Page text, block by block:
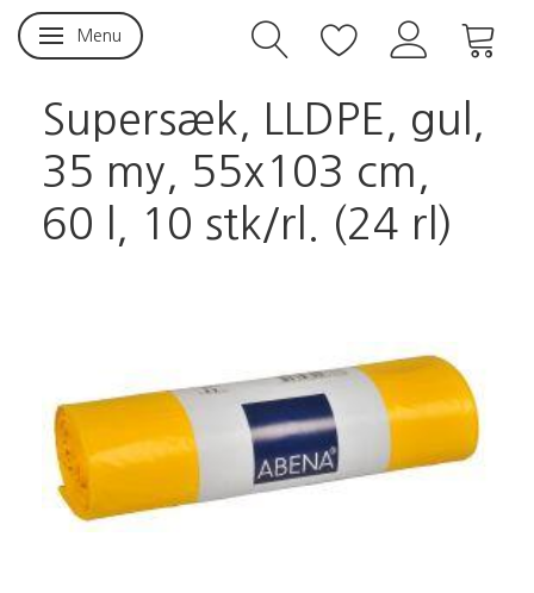
Skifte navigation
Menu
Supersæk, LLDPE, gul,
35 my, 55x103 cm,
60 l, 10 stk/rl. (24 rl)